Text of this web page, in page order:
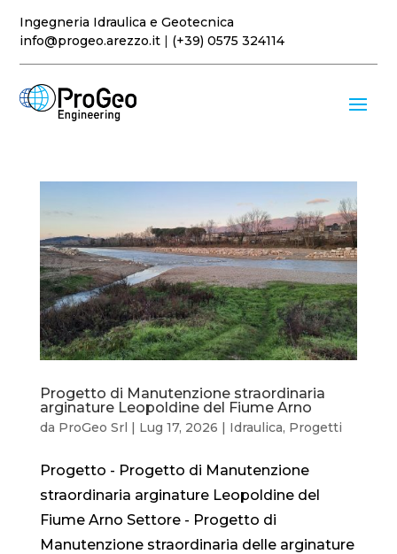
Ingegneria Idraulica e Geotecnica
info@progeo.arezzo.it | (+39) 0575 324114
Progetto di Manutenzione straordinaria
arginature Leopoldine del Fiume Arno
da ProGeo Srl | Lug 17, 2026 | Idraulica, Progetti
Progetto - Progetto di Manutenzione
straordinaria arginature Leopoldine del
Fiume Arno Settore - Progetto di
Manutenzione straordinaria delle arginature